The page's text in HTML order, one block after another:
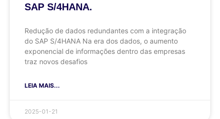
SAP S/4HANA.
Redução de dados redundantes com a integração
do SAP S/4HANA Na era dos dados, o aumento
exponencial de informações dentro das empresas
traz novos desafios
LEIA MAIS...
2025-01-21